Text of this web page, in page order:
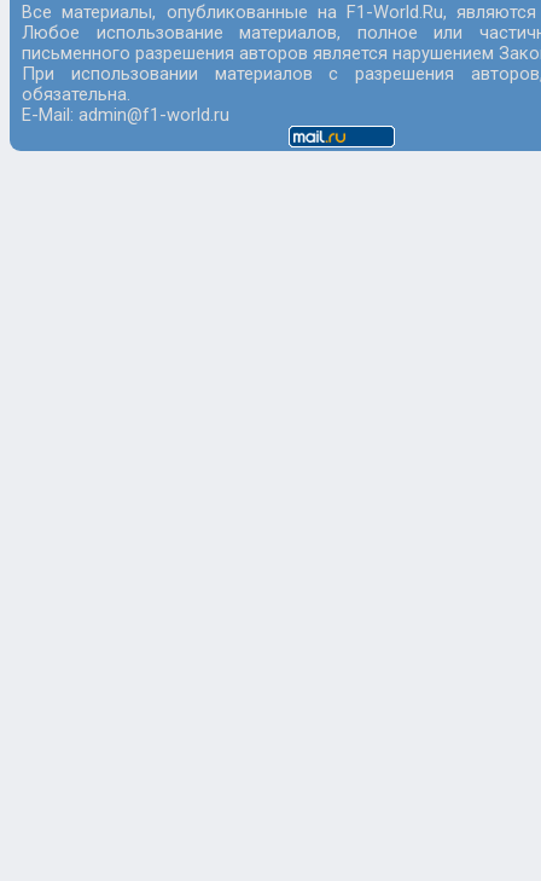
Все материалы, опубликованные на F1-World.Ru,
Любое использование материалов, полное или
письменного разрешения авторов является нарушением
При использовании материалов с разрешения
обязательна.
E-Mail: admin@f1-world.ru